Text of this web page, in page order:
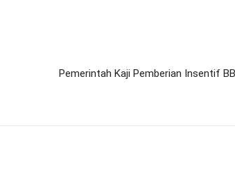
Pemerintah Kaji Pemberian Insentif